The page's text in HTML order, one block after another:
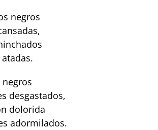
negros
negros
desgastados,
dolorida
adormilados.